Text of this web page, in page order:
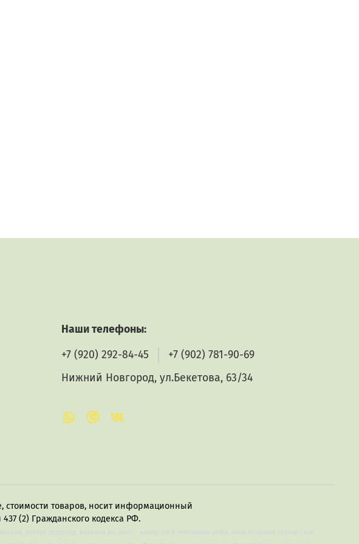
Наши телефоны:
+7 (920) 292-84-45
+7 (902) 781-90-69
Нижний Новгород, ул.Бекетова, 63/34
стоимости товаров, носит информационный
(2) Гражданского кодекса РФ.